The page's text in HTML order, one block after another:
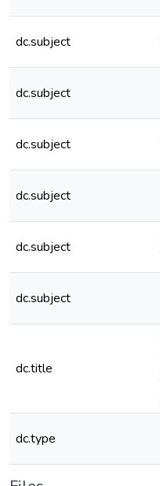
dc.subject
dc.subject
dc.subject
dc.subject
dc.subject
dc.subject
dc.title
dc.type